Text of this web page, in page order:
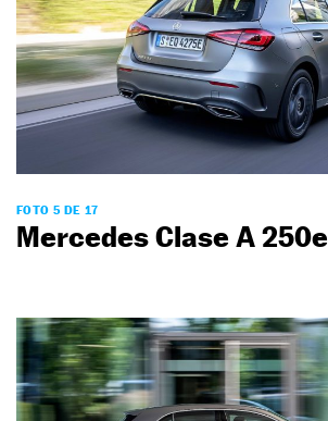
FOTO 5 DE 17
Mercedes Clase A 250e